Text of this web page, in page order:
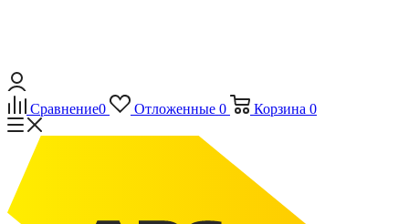
Сравнение0 Отложенные 0 Корзина 0